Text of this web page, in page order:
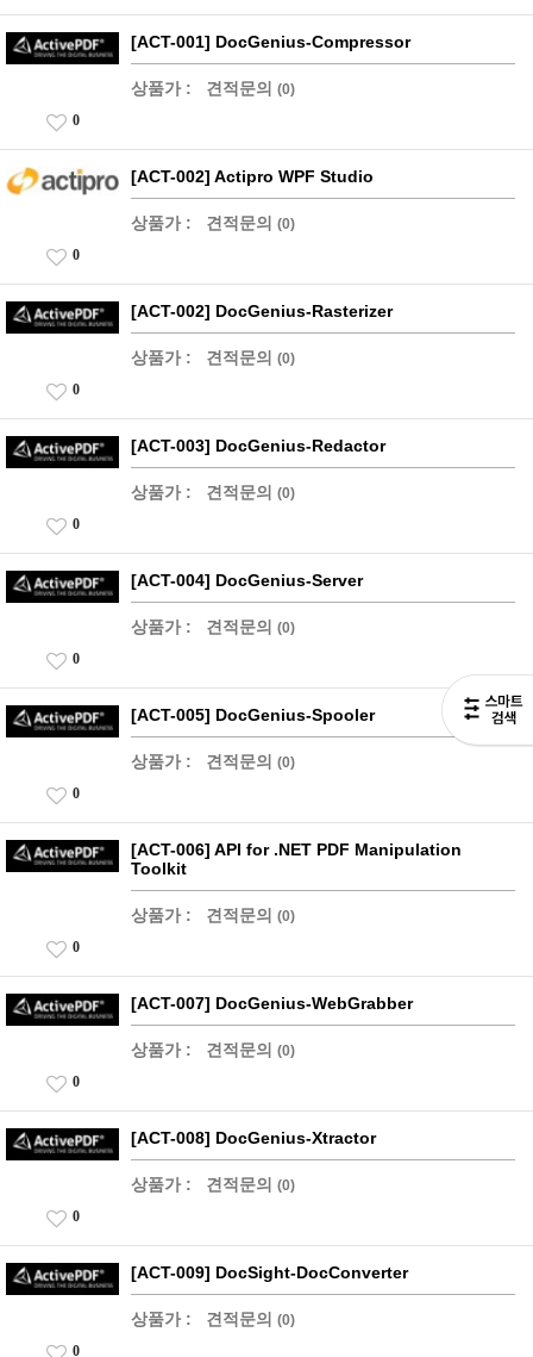
[ACT-001] DocGenius-Compressor
상품가 : 견적문의 (0)
0
[ACT-002] Actipro WPF Studio
상품가 : 견적문의 (0)
0
[ACT-002] DocGenius-Rasterizer
상품가 : 견적문의 (0)
0
[ACT-003] DocGenius-Redactor
상품가 : 견적문의 (0)
0
[ACT-004] DocGenius-Server
상품가 : 견적문의 (0)
0
[ACT-005] DocGenius-Spooler
상품가 : 견적문의 (0)
0
[ACT-006] API for .NET PDF Manipulation
Toolkit
상품가 : 견적문의 (0)
0
[ACT-007] DocGenius-WebGrabber
상품가 : 견적문의 (0)
0
[ACT-008] DocGenius-Xtractor
상품가 : 견적문의 (0)
0
[ACT-009] DocSight-DocConverter
상품가 : 견적문의 (0)
0